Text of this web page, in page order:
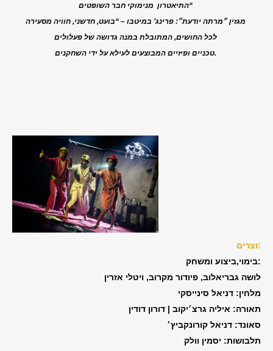
התיאטרון מנימוקי חבר השופטים“
מגזין ״מרתה יודעת״: פרינג’ במיטבו – “בועט, חדשני, חוויה מסעירה
לכל החושים, המתובלת במנה גדושה של פעלולים
טכניים ופיזיים המבוצעים לעילא על ידי השחקנים.
וצרים:
בימוי,ביצוע ומשחק:
לושה גבריאלוב, פיודור מקרוב, ויטלי אזרין
מלחין: דניאל סינייסקי
תאורה: איליה גרצ׳יקוב | דורון דודין
סאונד: דניאל קורונקביץ׳
תלבושות: יסמין וולק